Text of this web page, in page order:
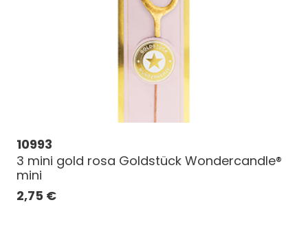
10993
3 mini gold rosa Goldstück Wondercandle®
mini
2,75 €